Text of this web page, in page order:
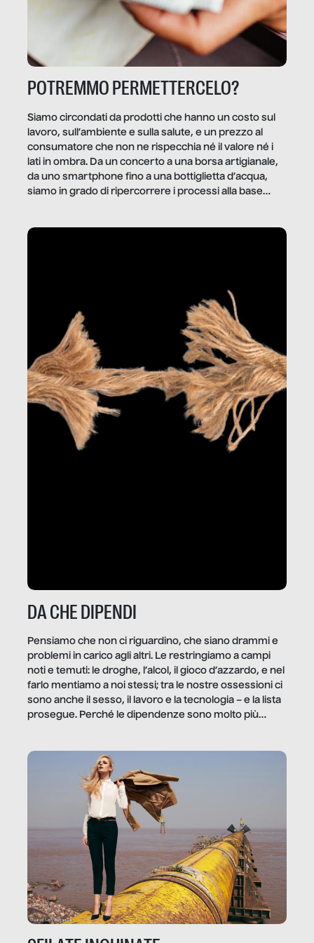
POTREMMO PERMETTERCELO?
Siamo circondati da prodotti che hanno un costo sul
lavoro, sull’ambiente e sulla salute, e un prezzo al
consumatore che non ne rispecchia né il valore né i
lati in ombra. Da un concerto a una borsa artigianale,
da uno smartphone fino a una bottiglietta d’acqua,
siamo in grado di ripercorrere i processi alla base
dietro gli oggetti e i servizi che fanno la nostra vita
DA CHE DIPENDI
Pensiamo che non ci riguardino, che siano drammi e
problemi in carico agli altri. Le restringiamo a campi
noti e temuti: le droghe, l’alcol, il gioco d’azzardo, e nel
farlo mentiamo a noi stessi; tra le nostre ossessioni ci
sono anche il sesso, il lavoro e la tecnologia – e la lista
prosegue. Perché le dipendenze sono molto più
trae un guadagno. In questo reportage vediamo
quale e come.